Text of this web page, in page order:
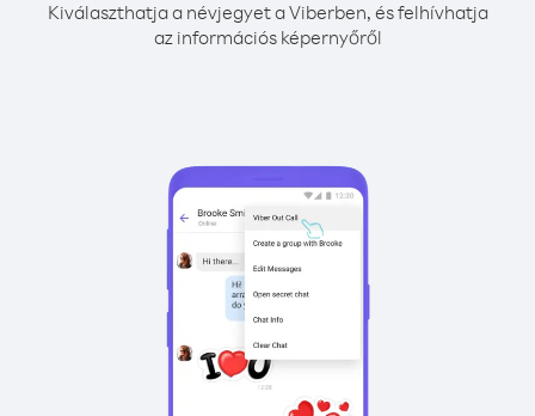
Kiválaszthatja a névjegyet a Viberben, és felhívhatja
az információs képernyőről